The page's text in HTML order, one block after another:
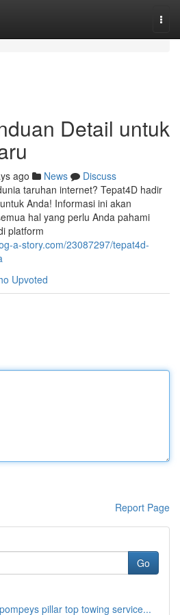
Detail untuk
ago News
Discuss
taruhan internet? Tepat4D hadir
Anda! Informasi ini akan
hal yang perlu Anda pahami
platform
a-story.com/23087297/tepat4d-
Upvoted
Report Page
Go
pillar top towing service...